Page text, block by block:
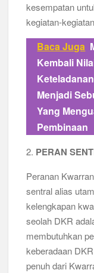
kesempatan
kegiatan-
Baca Juga
Kembali
Menjadi
Yang
Pembinaan
2. PERAN
Peranan
sentral alias
kelengkapan
seolah DKR
membutuhkan
keberadaan
penuh dari